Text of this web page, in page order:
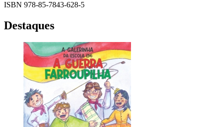
ISBN 978-85-7843-628-5
Destaques